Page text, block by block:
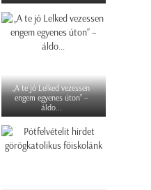
„A te jó Lelked vezessen
engem egyenes úton” –
áldo...